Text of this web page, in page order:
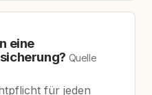
eine
Quelle
für jeden